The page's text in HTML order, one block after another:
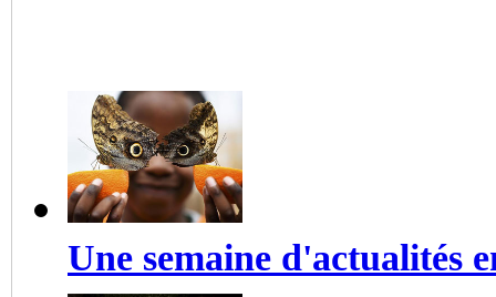
Une semaine d'actualités